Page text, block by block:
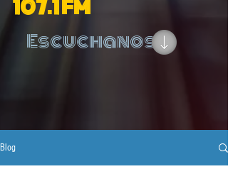
107.1 FM
Escuchanos
Blog